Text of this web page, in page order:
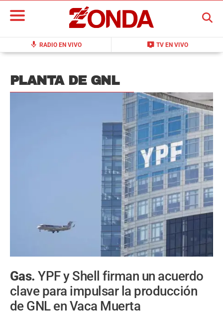
mic RADIO EN VIVO live_tv TV EN VIVO
BUSCAR
PLANTA DE GNL
Gas.YPF y Shell firman un acuerdo
clave para impulsar la producción
de GNL en Vaca Muerta